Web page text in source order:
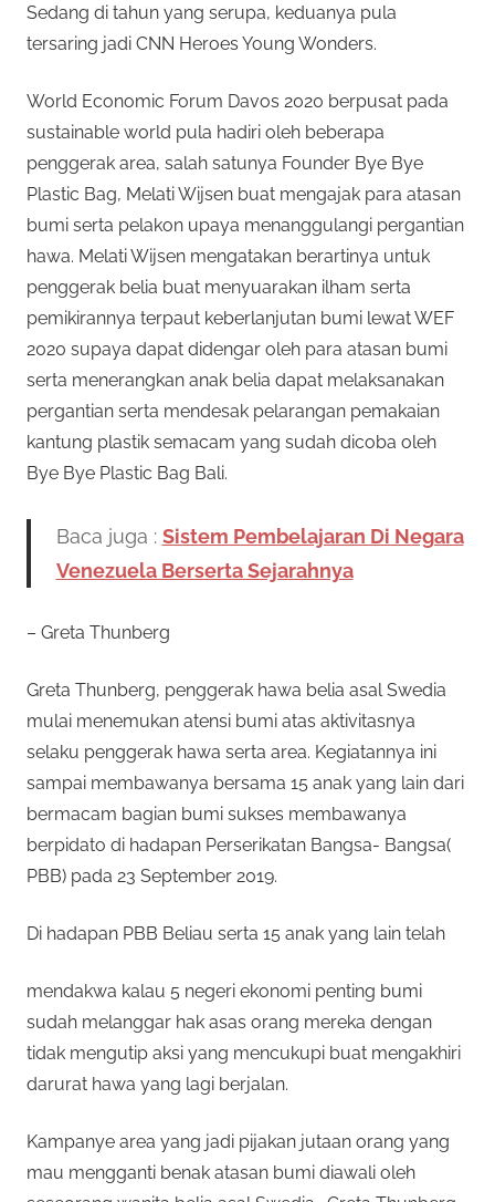
Sedang di tahun yang serupa, keduanya pula
tersaring jadi CNN Heroes Young Wonders.
World Economic Forum Davos 2020 berpusat pada
sustainable world pula hadiri oleh beberapa
penggerak area, salah satunya Founder Bye Bye
Plastic Bag, Melati Wijsen buat mengajak para atasan
bumi serta pelakon upaya menanggulangi pergantian
hawa. Melati Wijsen mengatakan berartinya untuk
penggerak belia buat menyuarakan ilham serta
pemikirannya terpaut keberlanjutan bumi lewat WEF
2020 supaya dapat didengar oleh para atasan bumi
serta menerangkan anak belia dapat melaksanakan
pergantian serta mendesak pelarangan pemakaian
kantung plastik semacam yang sudah dicoba oleh
Bye Bye Plastic Bag Bali.
Baca juga : Sistem Pembelajaran Di Negara
Venezuela Berserta Sejarahnya
– Greta Thunberg
Greta Thunberg, penggerak hawa belia asal Swedia
mulai menemukan atensi bumi atas aktivitasnya
selaku penggerak hawa serta area. Kegiatannya ini
sampai membawanya bersama 15 anak yang lain dari
bermacam bagian bumi sukses membawanya
berpidato di hadapan Perserikatan Bangsa- Bangsa(
PBB) pada 23 September 2019.
Di hadapan PBB Beliau serta 15 anak yang lain telah
mendakwa kalau 5 negeri ekonomi penting bumi
sudah melanggar hak asas orang mereka dengan
tidak mengutip aksi yang mencukupi buat mengakhiri
darurat hawa yang lagi berjalan.
Kampanye area yang jadi pijakan jutaan orang yang
mau mengganti benak atasan bumi diawali oleh